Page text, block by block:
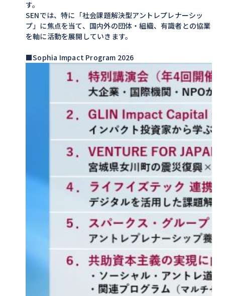
す。
SENでは、特に「社会課題解決型アントレプレナーシッ
プ」に焦点を当て、国内外の団体・組織、有識者との協業
を軸に活動を展開していきます。
■Sophia Impact Program 2026